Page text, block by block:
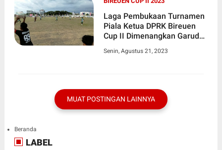
Laga Pembukaan Turnamen
Piala Ketua DPRK Bireuen
Cup II Dimenangkan Garuda
Senin, Agustus 21, 2023
MUAT POSTINGAN LAINNYA
Beranda
LABEL